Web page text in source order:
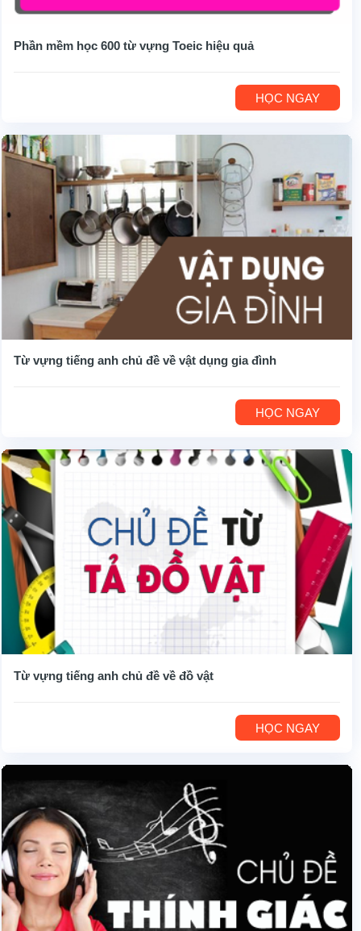
Phần mềm học 600 từ vựng Toeic hiệu quả
HỌC NGAY
Từ vựng tiếng anh chủ đề về vật dụng gia đình
HỌC NGAY
Từ vựng tiếng anh chủ đề về đồ vật
HỌC NGAY